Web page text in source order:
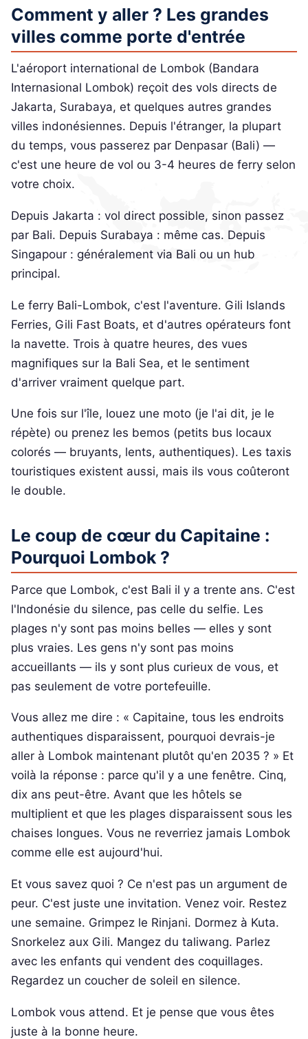
Comment y aller ? Les grandes
villes comme porte d'entrée
L'aéroport international de Lombok (Bandara
Internasional Lombok) reçoit des vols directs de
Jakarta, Surabaya, et quelques autres grandes
villes indonésiennes. Depuis l'étranger, la plupart
du temps, vous passerez par Denpasar (Bali) —
c'est une heure de vol ou 3-4 heures de ferry selon
votre choix.
Depuis Jakarta : vol direct possible, sinon passez
par Bali. Depuis Surabaya : même cas. Depuis
Singapour : généralement via Bali ou un hub
principal.
Le ferry Bali-Lombok, c'est l'aventure. Gili Islands
Ferries, Gili Fast Boats, et d'autres opérateurs font
la navette. Trois à quatre heures, des vues
magnifiques sur la Bali Sea, et le sentiment
d'arriver vraiment quelque part.
Une fois sur l'île, louez une moto (je l'ai dit, je le
répète) ou prenez les bemos (petits bus locaux
colorés — bruyants, lents, authentiques). Les taxis
touristiques existent aussi, mais ils vous coûteront
le double.
Le coup de cœur du Capitaine :
Pourquoi Lombok ?
Parce que Lombok, c'est Bali il y a trente ans. C'est
l'Indonésie du silence, pas celle du selfie. Les
plages n'y sont pas moins belles — elles y sont
plus vraies. Les gens n'y sont pas moins
accueillants — ils y sont plus curieux de vous, et
pas seulement de votre portefeuille.
Vous allez me dire : « Capitaine, tous les endroits
authentiques disparaissent, pourquoi devrais-je
aller à Lombok maintenant plutôt qu'en 2035 ? » Et
voilà la réponse : parce qu'il y a une fenêtre. Cinq,
dix ans peut-être. Avant que les hôtels se
multiplient et que les plages disparaissent sous les
chaises longues. Vous ne reverriez jamais Lombok
comme elle est aujourd'hui.
Et vous savez quoi ? Ce n'est pas un argument de
peur. C'est juste une invitation. Venez voir. Restez
une semaine. Grimpez le Rinjani. Dormez à Kuta.
Snorkelez aux Gili. Mangez du taliwang. Parlez
avec les enfants qui vendent des coquillages.
Regardez un coucher de soleil en silence.
Lombok vous attend. Et je pense que vous êtes
juste à la bonne heure.